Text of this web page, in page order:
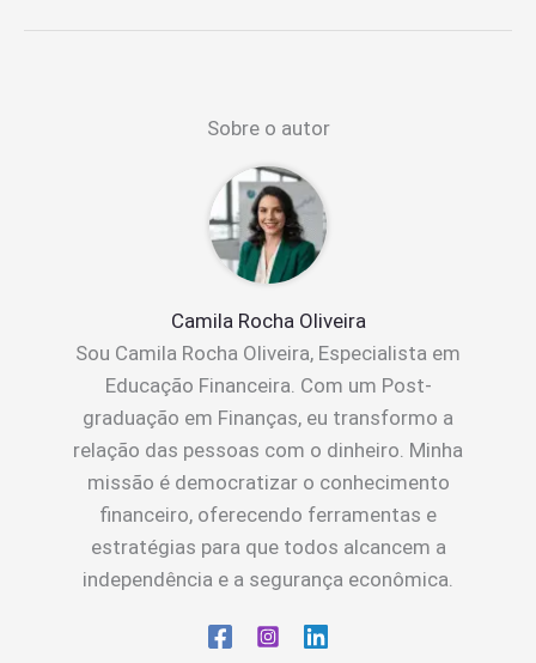
Sobre o autor
Camila Rocha Oliveira
Sou Camila Rocha Oliveira, Especialista em
Educação Financeira. Com um Post-
graduação em Finanças, eu transformo a
relação das pessoas com o dinheiro. Minha
missão é democratizar o conhecimento
financeiro, oferecendo ferramentas e
estratégias para que todos alcancem a
independência e a segurança econômica.